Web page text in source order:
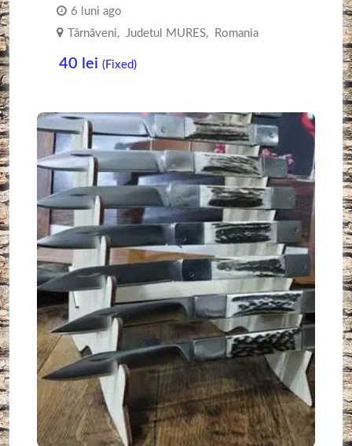
6 luni ago
Târnăveni, Judetul MURES, Romania
40 lei (Fixed)